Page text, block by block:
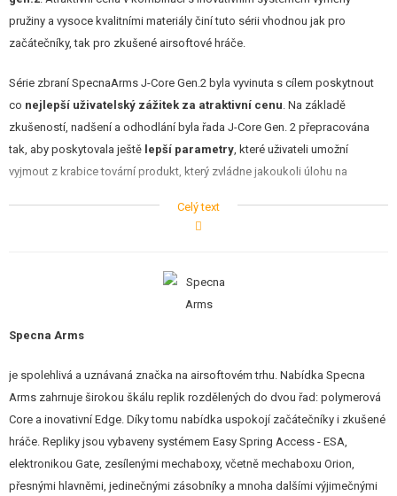
pružiny a vysoce kvalitními materiály činí tuto sérii vhodnou jak pro
začátečníky, tak pro zkušené airsoftové hráče.
Série zbraní SpecnaArms J-Core Gen.2 byla vyvinuta s cílem poskytnout
co nejlepší uživatelský zážitek za atraktivní cenu. Na základě
zkušeností, nadšení a odhodlání byla řada J-Core Gen. 2 přepracována
tak, aby poskytovala ještě lepší parametry, které uživateli umožní
vyjmout z krabice tovární produkt, který zvládne jakoukoli úlohu na
Za tímto účelem byla řada J-Core Gen.2 vybavena mimo jiné:
polymerovou hlavou válce
hliníková tryska
rotační komorouHop-Up TDC Magnus(Top Down Center)
procesorovou jednotku
Zbraň je vybavena procesorovou jednotkouSpecna Arms HALTM. Jedná
se o systém, v němž magnetická spoušť na bázi Hallova jevu zajišťuje
Celý text
Specna Arms
je spolehlivá a uznávaná značka na airsoftovém trhu. Nabídka Specna
Arms zahrnuje širokou škálu replik rozdělených do dvou řad: polymerová
Core a inovativní Edge. Díky tomu nabídka uspokojí začátečníky i zkušené
hráče. Repliky jsou vybaveny systémem Easy Spring Access - ESA,
elektronikou Gate, zesílenými mechaboxy, včetně mechaboxu Orion,
přesnými hlavněmi, jedinečnými zásobníky a mnoha dalšími výjimečnými